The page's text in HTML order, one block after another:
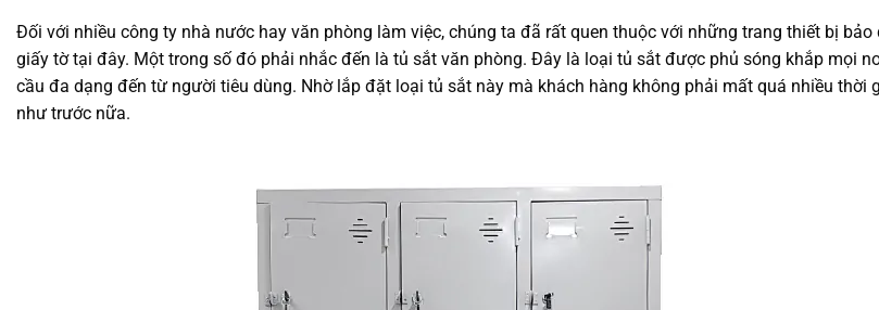
Đối với nhiều công ty nhà nước hay văn phòng làm việc, chúng ta đã rất quen thuộc với những trang thiết bị bảo
giấy tờ tại đây. Một trong số đó phải nhắc đến là tủ sắt văn phòng. Đây là loại tủ sắt được phủ sóng khắp mọi
cầu đa dạng đến từ người tiêu dùng. Nhờ lắp đặt loại tủ sắt này mà khách hàng không phải mất quá nhiều thời
như trước nữa.